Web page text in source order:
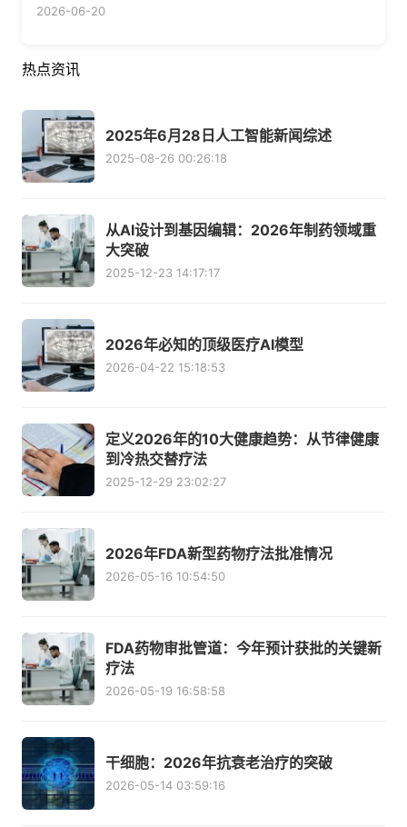
2026-06-20
热点资讯
2025年6月28日人工智能新闻综述
2025-08-26 00:26:18
从AI设计到基因编辑：2026年制药领域重
大突破
2025-12-23 14:17:17
2026年必知的顶级医疗AI模型
2026-04-22 15:18:53
定义2026年的10大健康趋势：从节律健康
到冷热交替疗法
2025-12-29 23:02:27
2026年FDA新型药物疗法批准情况
2026-05-16 10:54:50
FDA药物审批管道：今年预计获批的关键新
疗法
2026-05-19 16:58:58
干细胞：2026年抗衰老治疗的突破
2026-05-14 03:59:16